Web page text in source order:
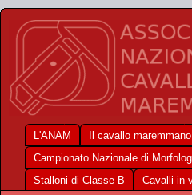
L'ANAM Il cavallo maremmano
Campionato Nazionale di
Stalloni di Classe B
Cavalli in